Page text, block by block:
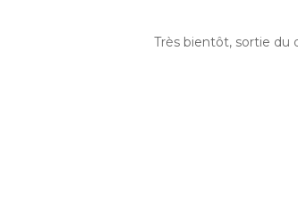
Très bientôt, sortie du